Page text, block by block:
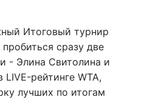
Итоговый турнир
сразу две
- Элина Свитолина и
рейтинге WTA,
лучших по итогам